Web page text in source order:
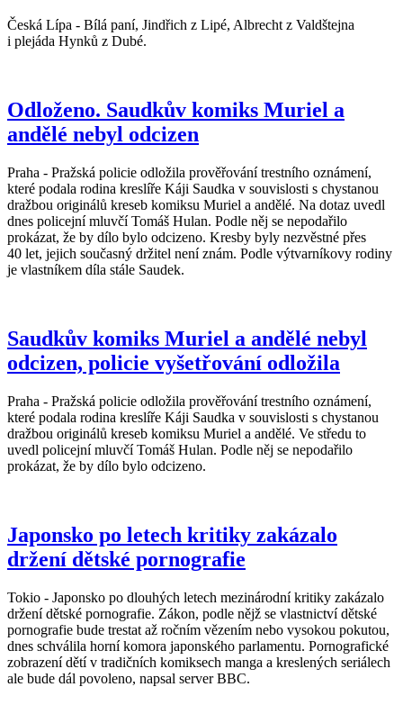
Česká Lípa - Bílá paní, Jindřich z Lipé, Albrecht z Valdštejna
i plejáda Hynků z Dubé.
Odloženo. Saudkův komiks Muriel a
andělé nebyl odcizen
Praha - Pražská policie odložila prověřování trestního oznámení,
které podala rodina kreslíře Káji Saudka v souvislosti s chystanou
dražbou originálů kreseb komiksu Muriel a andělé. Na dotaz uvedl
dnes policejní mluvčí Tomáš Hulan. Podle něj se nepodařilo
prokázat, že by dílo bylo odcizeno. Kresby byly nezvěstné přes
40 let, jejich současný držitel není znám. Podle výtvarníkovy rodiny
je vlastníkem díla stále Saudek.
Saudkův komiks Muriel a andělé nebyl
odcizen, policie vyšetřování odložila
Praha - Pražská policie odložila prověřování trestního oznámení,
které podala rodina kreslíře Káji Saudka v souvislosti s chystanou
dražbou originálů kreseb komiksu Muriel a andělé. Ve středu to
uvedl policejní mluvčí Tomáš Hulan. Podle něj se nepodařilo
prokázat, že by dílo bylo odcizeno.
Japonsko po letech kritiky zakázalo
držení dětské pornografie
Tokio - Japonsko po dlouhých letech mezinárodní kritiky zakázalo
držení dětské pornografie. Zákon, podle nějž se vlastnictví dětské
pornografie bude trestat až ročním vězením nebo vysokou pokutou,
dnes schválila horní komora japonského parlamentu. Pornografické
zobrazení dětí v tradičních komiksech manga a kreslených seriálech
ale bude dál povoleno, napsal server BBC.